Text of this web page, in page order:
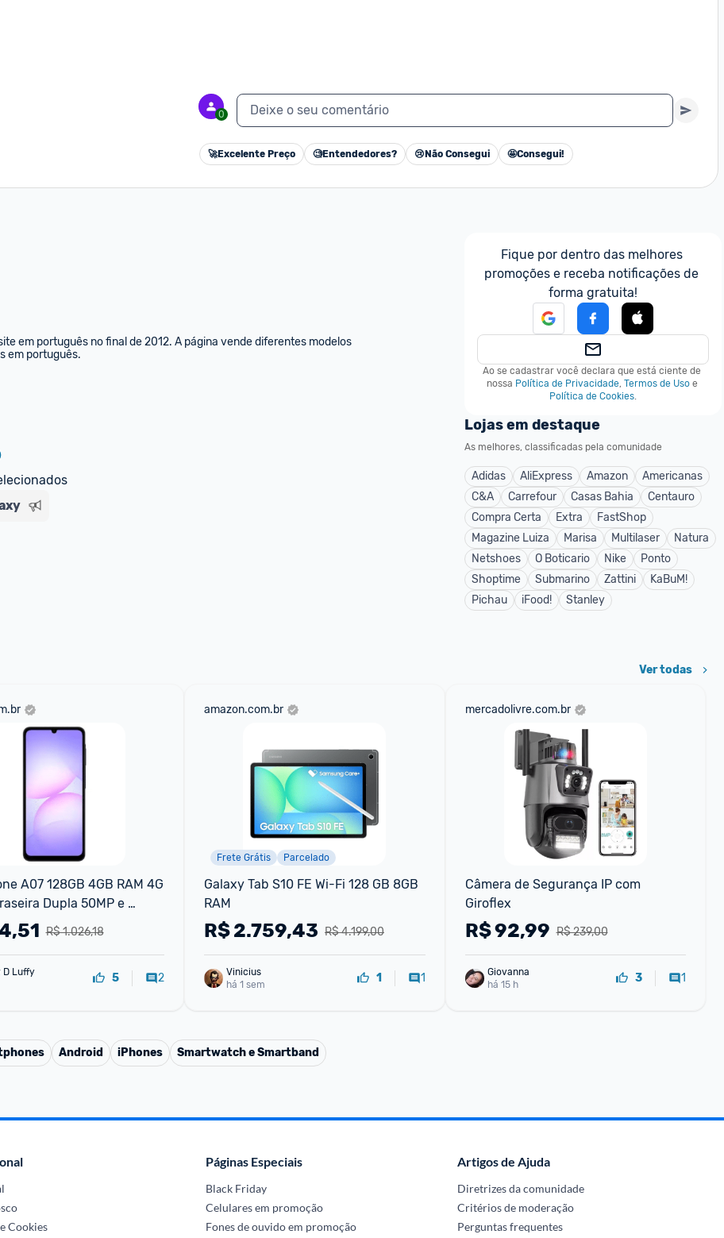
0 Deixe o seu comentário
🚀Excelente Preço 🧐Entendedores? 😢 Não Consegui 🤩Consegui!
em português no final de 2012. A página vende diferentes modelos
em português.
Fique por dentro das melhores
promoções e receba notificações de
forma gratuita!
Ao se cadastrar você declara que está ciente de
nossa Política de Privacidade, Termos de Uso e
Política de Cookies.
Lojas em destaque
As melhores, classificadas pela comunidade
Adidas AliExpress Amazon
Americanas
C&A
Carrefour Casas Bahia
Centauro
Compra Certa
Extra
FastShop
Magazine Luiza
Marisa Multilaser
Natura
Netshoes
O Boticario Nike
Ponto
Shoptime
Submarino Zattini
KaBuM!
Pichau
iFood! Stanley
Ver todas
A07 128GB 4GB RAM 4G
Dupla 50MP e
8MP Samsung
R$ 1.026,18
D Luffy
5 2
amazon.com.br
Frete Grátis Parcelado
Galaxy Tab S10 FE Wi-Fi 128 GB 8GB
RAM
R$ 4.199,00
R$2.759,43
Vinicius
há 1 sem
1 1
mercadolivre.com.br
Câmera de Segurança IP com
Giroflex
R$ 239,00
R$92,99
Giovanna
há 15 h
3 1
Android iPhones Smartwatch e Smartband
Cookies
Páginas Especiais
Black Friday
Celulares em promoção
Fones de ouvido em promoção
Artigos de Ajuda
Diretrizes da comunidade
Critérios de moderação
Perguntas frequentes